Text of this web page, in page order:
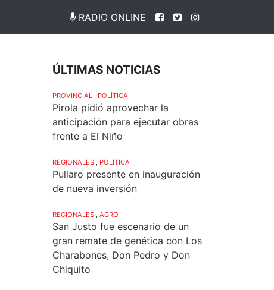
RADIO ONLINE
ÚLTIMAS NOTICIAS
PROVINCIAL POLÍTICA
Pirola pidió aprovechar la
anticipación para ejecutar obras
frente a El Niño
REGIONALES POLÍTICA
Pullaro presente en inauguración
de nueva inversión
REGIONALES AGRO
San Justo fue escenario de un
gran remate de genética con Los
Charabones, Don Pedro y Don
Chiquito